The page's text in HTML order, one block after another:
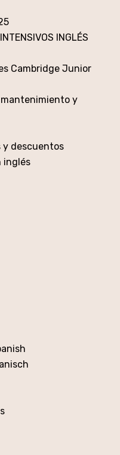
INGLÉS
Cambridge Junior
y
y descuentos
inglés